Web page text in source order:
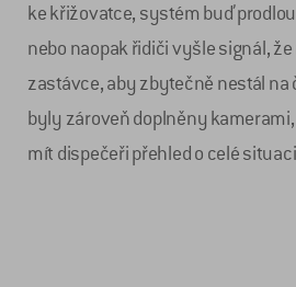
ke křižovatce, systém buď
nebo naopak řidiči vyšle signál,
zastávce, aby zbytečně nestál
byly zároveň doplněny
mít dispečeři přehled o celé